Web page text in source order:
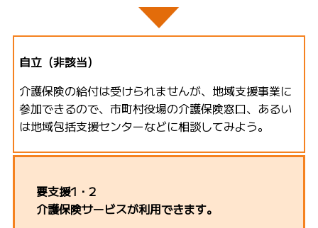
自立（非該当）
介護保険の給付は受けられませんが、地域支援事業に
参加できるので、市町村役場の介護保険窓口、あるい
は地域包括支援センターなどに相談してみよう。
要支援1・2
介護保険サービスが利用できます。